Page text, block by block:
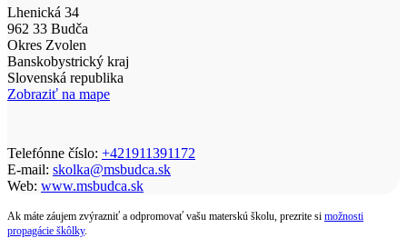
Lhenická 34
962 33 Budča
Okres Zvolen
Banskobystrický kraj
Slovenská republika
Zobraziť na mape
Telefónne číslo: +421911391172
E-mail: skolka@msbudca.sk
Web: www.msbudca.sk
Ak máte záujem zvýrazniť a odpromovať vašu materskú školu, prezrite si možnosti
propagácie škôlky.